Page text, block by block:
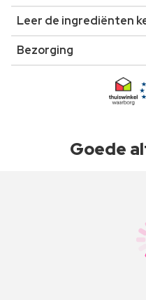
Leer de ingrediënten
Bezorging
Goede